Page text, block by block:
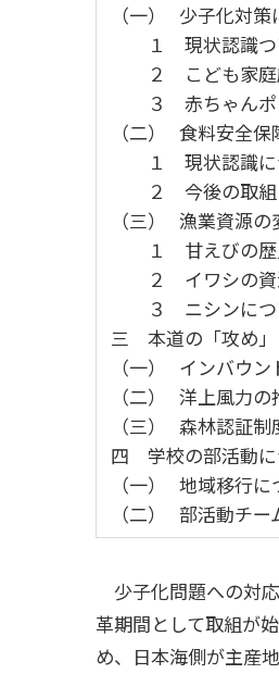
（一） 少子化対策
１ 現状認識つ
２ こども家庭
３ 赤ちゃんポ
（二） 食料安全保
１ 現状認識に
２ 今後の取組
（三） 漁業資源の
１ 甘えびの歴
２ イワシの資
３ ニシンにつ
三 本道の「攻め」
（一） インバウ
（二） 洋上風力
（三） 森林認証制
四 学校の部活動に
（一） 地域移行に
（二） 部活動チ
少子化問題への対
革期間として取組が
め、日本海側が主産